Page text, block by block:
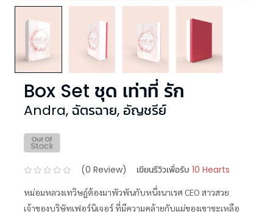
Box Set ชุด เท่าที่ รัก
Andra, ฉัตรฉาย, อัญชรีย์
(0 Review) เขียนรีวิวเพื่อรับ 10 Hearts
หม่อมหลวงเทวิษฎ์ต้องมาพัวพันกับหนึ่งนาเรศ CEO สาวสวย
เจ้าของบริษัทเฟอร์นิเจอร์ ที่มีความคล้ายกับแม่ของเขาซะเหลือ